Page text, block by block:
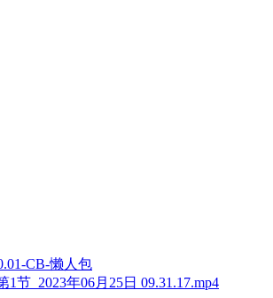
CB-懒人包
节_2023年06月25日 09.31.17.mp4